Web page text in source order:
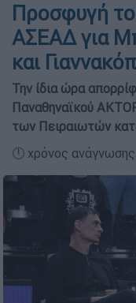
Προσφυγή
ΑΣΕΑΔ για
και
Την ίδια ώρα
Παναθηναϊκού
των Πειραιωτών
🕛 χρόνος